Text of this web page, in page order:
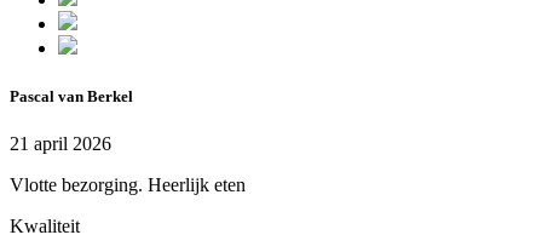
Pascal van Berkel
21 april 2026
Vlotte bezorging. Heerlijk eten
Kwaliteit